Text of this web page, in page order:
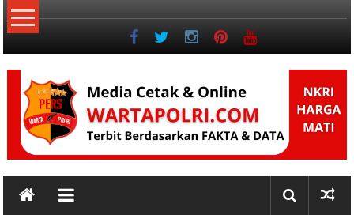
Lompat
ke
NKRI
NKRI